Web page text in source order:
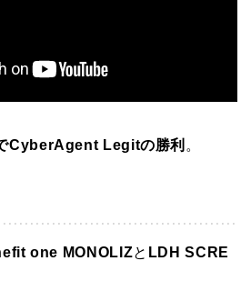
CyberAgent Legitの勝利 。
one MONOLIZと LDH SCRE